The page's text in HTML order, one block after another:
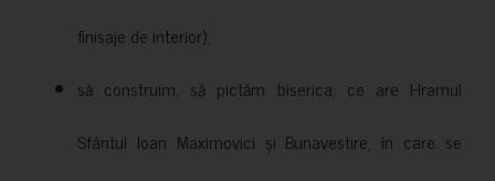
finisaje de interior);
să construim, să pictăm biserica, ce are Hramul
Sfântul Ioan Maximovici și Bunavestire, în care se